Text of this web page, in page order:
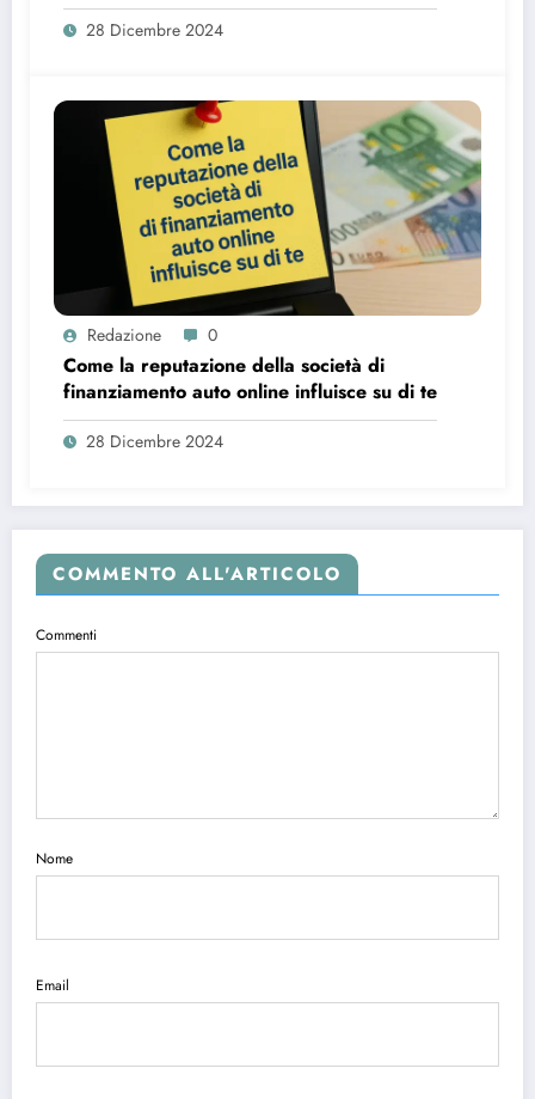
28 Dicembre 2024
Redazione 0
Come la reputazione della società di
finanziamento auto online influisce su di te
28 Dicembre 2024
COMMENTO ALL'ARTICOLO
Commenti
Nome
Email